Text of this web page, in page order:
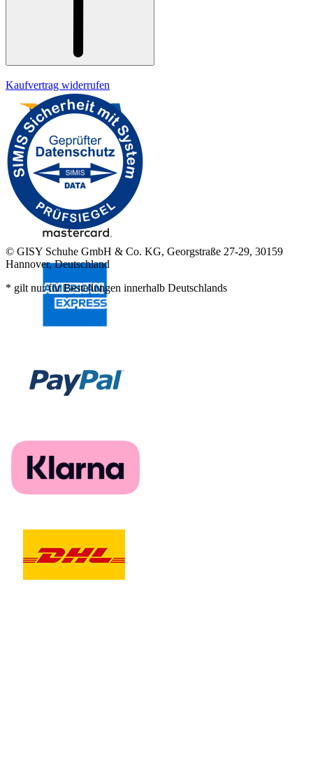
Kaufvertrag widerrufen
© GISY Schuhe GmbH & Co. KG, Georgstraße 27-29, 30159
Hannover, Deutschland
* gilt nur für Bestellungen innerhalb Deutschlands